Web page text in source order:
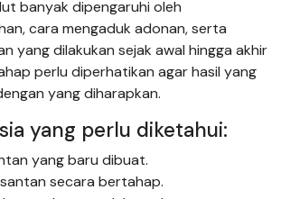
banyak dipengaruhi oleh
cara mengaduk adonan, serta
yang dilakukan sejak awal hingga akhir
perlu diperhatikan agar hasil yang
yang diharapkan.
yang perlu diketahui:
yang baru dibuat.
secara bertahap.